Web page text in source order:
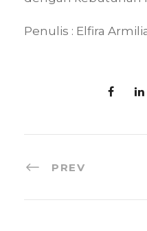
Penulis : Elfira
PREV